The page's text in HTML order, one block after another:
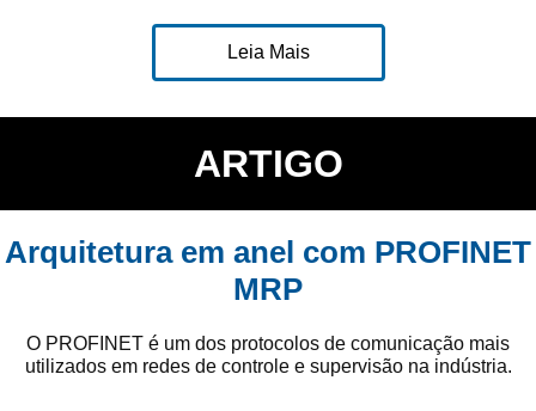
Leia Mais
ARTIGO
Arquitetura em anel com PROFINET
MRP
O PROFINET é um dos protocolos de comunicação mais
utilizados em redes de controle e supervisão na indústria.